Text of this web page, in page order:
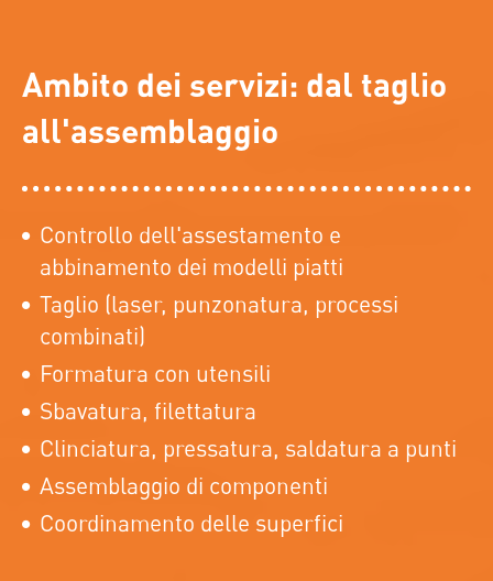
Ambito dei servizi: dal taglio
all'assemblaggio
Controllo dell'assestamento e
abbinamento dei modelli piatti
Taglio (laser, punzonatura, processi
combinati)
Formatura con utensili
Sbavatura, filettatura
Clinciatura, pressatura, saldatura a punti
Assemblaggio di componenti
Coordinamento delle superfici